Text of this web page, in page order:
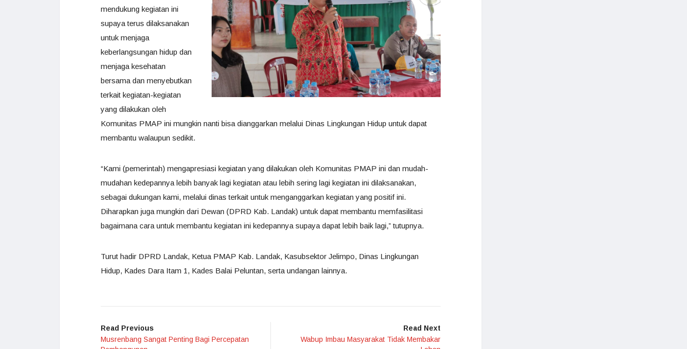
mendukung kegiatan ini
supaya terus dilaksanakan
untuk menjaga
keberlangsungan hidup dan
menjaga kesehatan
bersama dan menyebutkan
terkait kegiatan-kegiatan
yang dilakukan oleh
Komunitas PMAP ini mungkin nanti bisa dianggarkan melalui Dinas Lingkungan Hidup untuk dapat
membantu walaupun sedikit.
“Kami (pemerintah) mengapresiasi kegiatan yang dilakukan oleh Komunitas PMAP ini dan mudah-
mudahan kedepannya lebih banyak lagi kegiatan atau lebih sering lagi kegiatan ini dilaksanakan,
sebagai dukungan kami, melalui dinas terkait untuk menganggarkan kegiatan yang positif ini.
Diharapkan juga mungkin dari Dewan (DPRD Kab. Landak) untuk dapat membantu memfasilitasi
bagaimana cara untuk membantu kegiatan ini kedepannya supaya dapat lebih baik lagi,” tutupnya.
Turut hadir DPRD Landak, Ketua PMAP Kab. Landak, Kasubsektor Jelimpo, Dinas Lingkungan
Hidup, Kades Dara Itam 1, Kades Balai Peluntan, serta undangan lainnya.
Read Previous
Musrenbang Sangat Penting Bagi Percepatan
Read Next
Wabup Imbau Masyarakat Tidak Membakar